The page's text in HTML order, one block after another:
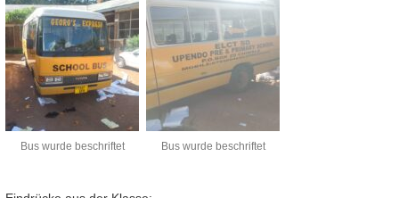
Bus wurde beschriftet Bus wurde beschriftet